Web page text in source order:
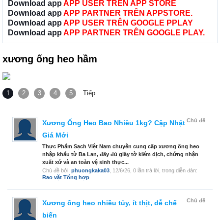
Download app APP USER TRÊN APP STORE
Download app APP PARTNER TRÊN APPSTORE.
Download app APP USER TRÊN GOOGLE PPLAY
Download app APP PARTNER TRÊN GOOGLE PLAY.
xương ống heo hầm
1 2 3 4 5 Tiếp
Chủ đề
Xương Ống Heo Bao Nhiêu 1kg? Cập Nhật
Giá Mới
Thực Phẩm Sạch Việt Nam chuyên cung cấp xương ống heo
nhập khẩu từ Ba Lan, đầy đủ giấy tờ kiểm dịch, chứng nhận
xuất xứ và an toàn vệ sinh thực...
Chủ đề bởi: phuongkaka03 12/6/26 , 0 lần trả lời, trong diễn đàn:
Rao vặt Tổng hợp
Chủ đề
Xương ống heo nhiều tủy, ít thịt, dễ chế
biến